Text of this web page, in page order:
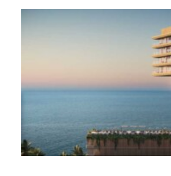
Search